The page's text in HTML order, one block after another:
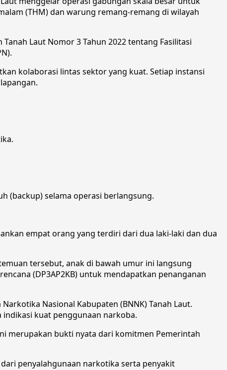
(THM) dan warung remang-remang di wilayah
Laut Nomor 3 Tahun 2022 tentang Fasilitasi
kolaborasi lintas sektor yang kuat. Setiap instansi
(backup) selama operasi berlangsung.
empat orang yang terdiri dari dua laki-laki dan dua
tersebut, anak di bawah umur ini langsung
(DP3AP2KB) untuk mendapatkan penanganan
Nasional Kabupaten (BNNK) Tanah Laut.
kuat penggunaan narkoba.
merupakan bukti nyata dari komitmen Pemerintah
penyalahgunaan narkotika serta penyakit